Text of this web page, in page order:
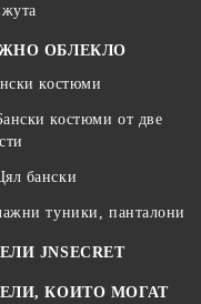
ОБЛЕКЛО
костюми
костюми от две
бански
туники, панталони
JNSECRET
КОИТО МОГАТ